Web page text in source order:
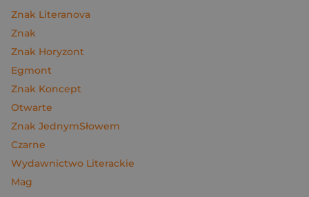
Znak Literanova
Znak
Znak Horyzont
Egmont
Znak Koncept
Otwarte
Znak JednymSłowem
Czarne
Wydawnictwo Literackie
Mag